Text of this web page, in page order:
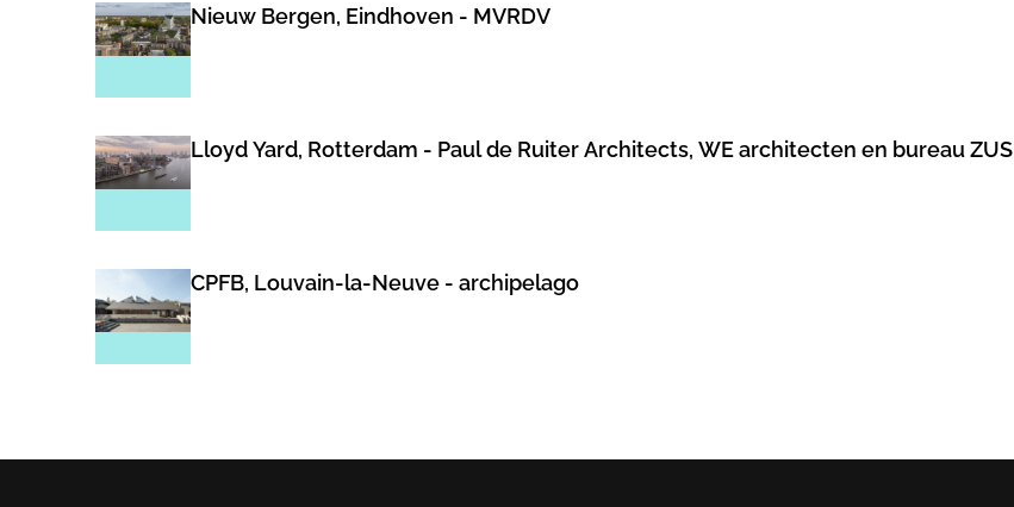
Nieuw Bergen, Eindhoven - MVRDV
Lloyd Yard, Rotterdam - Paul de Ruiter Architects, WE architecten en bureau ZUS
CPFB, Louvain-la-Neuve - archipelago